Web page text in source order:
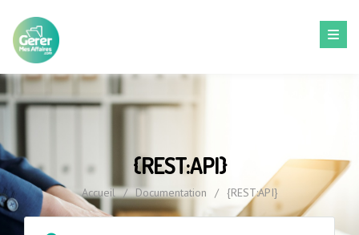
{REST:API}
Accueil / Documentation / {REST:API}